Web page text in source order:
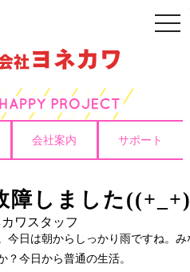
会社案内 サポート
障しました
ワスタッフ
今日は朝からしっかり雨ですね。み
？今日から普通の生活。